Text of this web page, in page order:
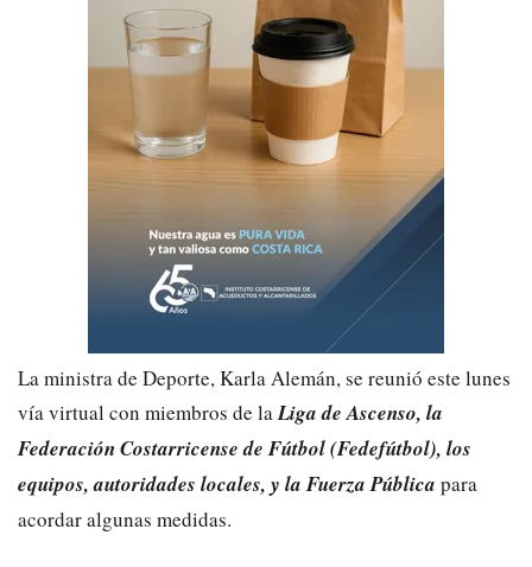
La ministra de Deporte, Karla Alemán, se reunió este lunes
vía virtual con miembros de laLiga de Ascenso, la
Federación Costarricense de Fútbol (Fedefútbol), los
equipos, autoridades locales, y la Fuerza Pública para
acordar algunas medidas.